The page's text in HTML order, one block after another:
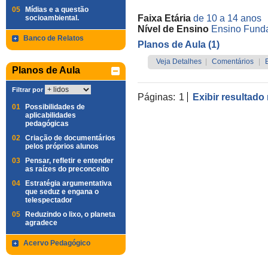
05
Mídias e a questão
socioambiental.
Banco de Relatos
Planos de Aula
Filtrar por
01
Possibilidades de
aplicabilidades
pedagógicas
02 Criação de documentários
pelos próprios alunos
03
Pensar, refletir e entender
as raízes do preconceito
04
Estratégia argumentativa
que seduz e engana o
telespectador
05
Reduzindo o lixo, o planeta
agradece
Acervo Pedagógico
Faixa Etária de 10 a 14 anos
Nível de Ensino Ensino
Planos de Aula (1)
Veja Detalhes Comentários
Páginas: 1 Exibir resultado